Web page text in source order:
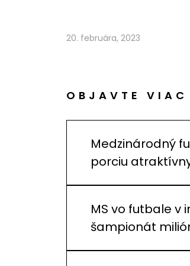
20. februára, 2023
OBJAVTE VIAC
Medzinárodný
porciu
MS vo futbale v
šampionát